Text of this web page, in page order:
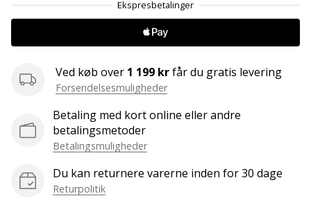
Bliv
ambassadør
den
samme
som
os?
Ved køb over 1 199 krfår du gratis levering
Forsendelsesmuligheder
Betaling med kort online eller andre
betalingsmetoder
Betalingsmuligheder
Du kan returnere varerne inden for 30 dage
Returpolitik